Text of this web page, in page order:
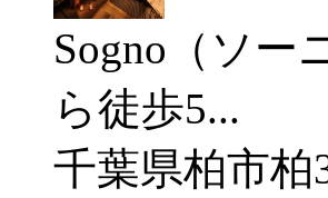
Sogno（ソー
ら徒歩5...
千葉県柏市